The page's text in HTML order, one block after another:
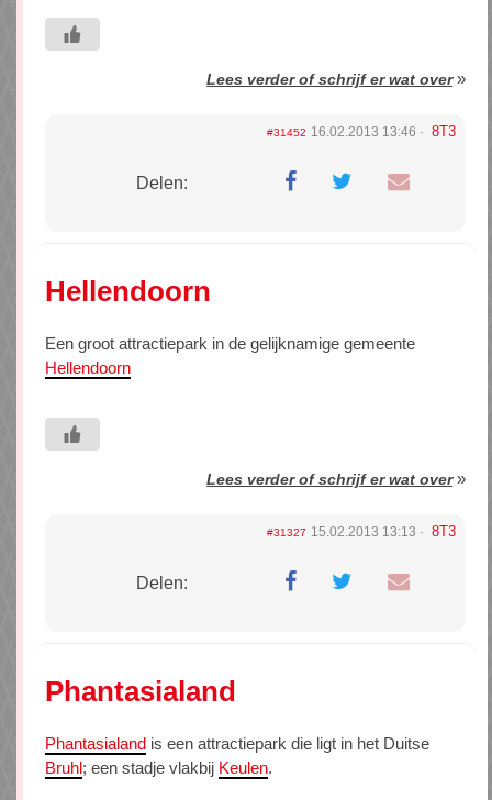
Lees verder of schrijf er wat over»
#31452 16.02.2013 13:46 8T3
Delen:
Hellendoorn
Een groot attractiepark in de gelijknamige gemeente
Hellendoorn
Lees verder of schrijf er wat over»
#31327 15.02.2013 13:13 8T3
Delen:
Phantasialand
Phantasialand is een attractiepark die ligt in het Duitse
Bruhl; een stadje vlakbij Keulen.